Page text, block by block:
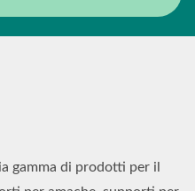
gamma di prodotti per il